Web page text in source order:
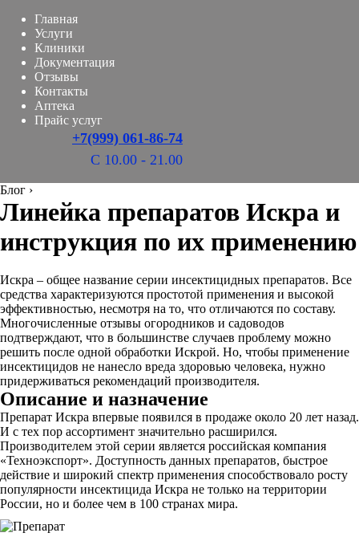
Главная
Услуги
Клиники
Документация
Отзывы
Контакты
Аптека
Прайс услуг
+7(999) 061-86-74
С 10.00 - 21.00
Блог ›
Линейка препаратов Искра и
инструкция по их применению
Искра – общее название серии инсектицидных препаратов. Все
средства характеризуются простотой применения и высокой
эффективностью, несмотря на то, что отличаются по составу.
Многочисленные отзывы огородников и садоводов
подтверждают, что в большинстве случаев проблему можно
решить после одной обработки Искрой. Но, чтобы применение
инсектицидов не нанесло вреда здоровью человека, нужно
придерживаться рекомендаций производителя.
Описание и назначение
Препарат Искра впервые появился в продаже около 20 лет назад.
И с тех пор ассортимент значительно расширился.
Производителем этой серии является российская компания
«Техноэкспорт». Доступность данных препаратов, быстрое
действие и широкий спектр применения способствовало росту
популярности инсектицида Искра не только на территории
России, но и более чем в 100 странах мира.